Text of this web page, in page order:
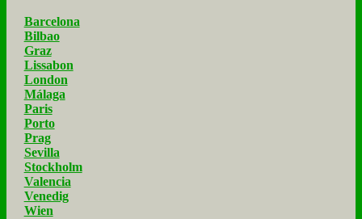
Barcelona
Bilbao
Graz
Lissabon
London
Málaga
Paris
Porto
Prag
Sevilla
Stockholm
Valencia
Venedig
Wien